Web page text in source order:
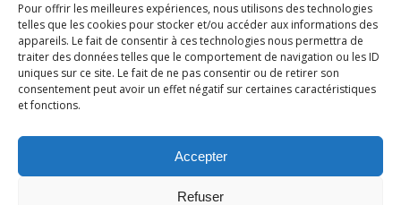
Pour offrir les meilleures expériences, nous utilisons des technologies
telles que les cookies pour stocker et/ou accéder aux informations des
appareils. Le fait de consentir à ces technologies nous permettra de
traiter des données telles que le comportement de navigation ou les ID
uniques sur ce site. Le fait de ne pas consentir ou de retirer son
consentement peut avoir un effet négatif sur certaines caractéristiques
et fonctions.
Accepter
Refuser
© LexCase 2026
Legal notice Privacy policy
Cookies policy
General conditions
Website by 2cafes